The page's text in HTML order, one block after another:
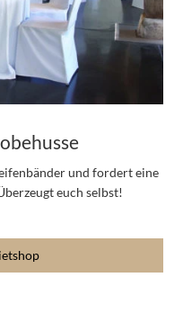
und fordert eine
euch selbst!